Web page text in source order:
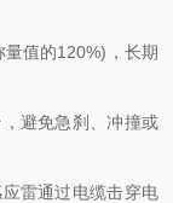
值的120%)，长期
避免急刹、冲撞或
雷通过电缆击穿电